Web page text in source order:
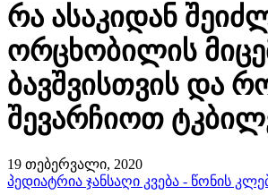
რა ასაკიდან
ორცხობილის
ბავშვისთვის და
შევარჩიოთ
19 თებერვალი, 2020
პედიატრია ჯანსაღი კვება - წონის